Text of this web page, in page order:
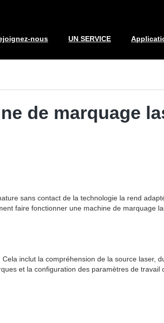
nous UN SERVICE
de marquage
sans contact de la technologie la rend
faire fonctionner une machine de marquage
inclut la compréhension de la source laser,
et la configuration des paramètres de